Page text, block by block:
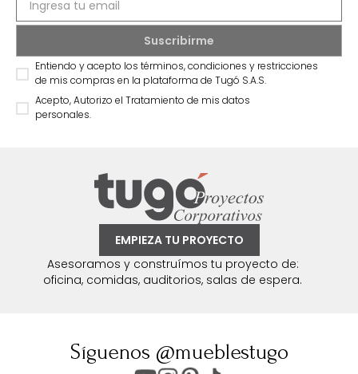
Entiendo y acepto los términos, condiciones y restricciones
de mis compras en la plataforma de Tugó S.A.S.
Acepto, Autorizo el Tratamiento de mis datos
personales.
EMPIEZA TU PROYECTO
Asesoramos y construímos tu proyecto de:
oficina, comidas, auditorios, salas de espera.
Síguenos @mueblestugo